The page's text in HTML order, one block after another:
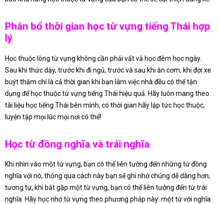
Phân bổ thời gian học từ vựng tiếng Thái hợp
lý
Học thuộc lòng từ vựng không cần phải vất vả học đêm học ngày.
Sau khi thức dậy, trước khi đi ngủ, trước và sau khi ăn cơm, khi đợi xe
buýt thậm chí là cả thời gian khi bạn làm việc nhà đều có thể tận
dụng để học thuộc từ vựng tiếng Thái hiệu quả. Hãy luôn mang theo
tài liệu học tiếng Thái bên mình, có thời gian hãy lập tức học thuộc,
luyện tập mọi lúc mọi nơi có thể!
Học từ đồng nghĩa và trái nghĩa
Khi nhìn vào một từ vựng, bạn có thể liên tưởng đến những từ đồng
nghĩa với nó, thông qua cách này bạn sẽ ghi nhớ chúng dễ dàng hơn;
tương tự, khi bắt gặp một từ vựng, bạn có thể liên tưởng đến từ trái
nghĩa. Hãy học nhớ từ vựng theo phương pháp này: một từ với nghĩa